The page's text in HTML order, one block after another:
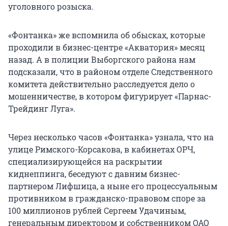
уголовного розыска.
«Фонтанка» же вспомнила об обысках, которые
проходили в бизнес-центре «Акватория» месяц
назад. А в полиции Выборгского района нам
подсказали, что в районом отделе Следственного
комитета действительно расследуется дело о
мошенничестве, в котором фигурирует «Парнас-
Трейдинг Луга».
Через несколько часов «Фонтанка» узнала, что на
улице Римского-Корсакова, в кабинетах ОРЧ,
специализирующейся на раскрытии
киднеппинга, беседуют с давним бизнес-
партнером Лифшица, а ныне его процессуальным
противником в гражданско-правовом споре за
100 миллионов рублей Сергеем Удачиным,
генеральным директором и собственником ОАО